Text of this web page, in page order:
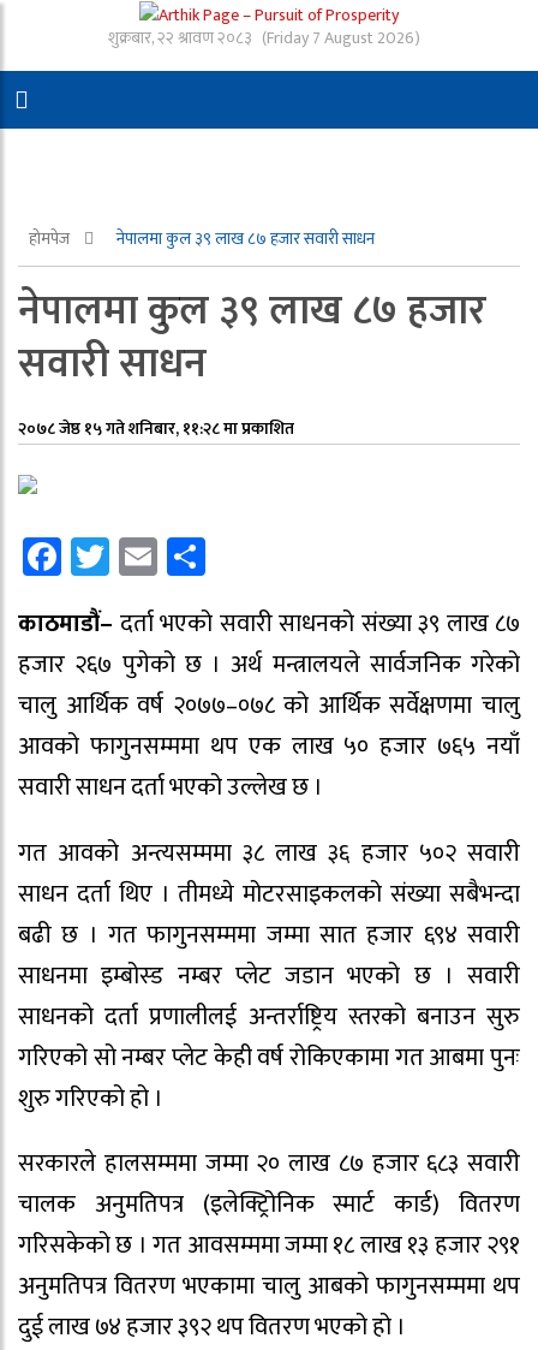
शुक्रबार, २२ श्रावण २०८३ (Friday 7 August 2026)
होमपेज नेपालमा कुल ३९ लाख ८७ हजार सवारी साधन
नेपालमा कुल ३९ लाख ८७ हजार
सवारी साधन
२०७८ जेष्ठ १५ गते शनिबार, ११:२८ मा प्रकाशित
Facebook
Twitter
Email
काठमाडौं– दर्ता भएको सवारी साधनको संख्या ३९ लाख ८७
हजार २६७ पुगेको छ । अर्थ मन्त्रालयले सार्वजनिक गरेको
चालु आर्थिक वर्ष २०७७–०७८ को आर्थिक सर्वेक्षणमा चालु
आवको फागुनसम्ममा थप एक लाख ५० हजार ७६५ नयाँ
सवारी साधन दर्ता भएको उल्लेख छ ।
गत आवको अन्त्यसम्ममा ३८ लाख ३६ हजार ५०२ सवारी
साधन दर्ता थिए । तीमध्ये मोटरसाइकलको संख्या सबैभन्दा
बढी छ । गत फागुनसम्ममा जम्मा सात हजार ६९४ सवारी
साधनमा इम्बोस्ड नम्बर प्लेट जडान भएको छ । सवारी
साधनको दर्ता प्रणालीलई अन्तर्राष्ट्रिय स्तरको बनाउन सुरु
गरिएको सो नम्बर प्लेट केही वर्ष रोकिएकामा गत आबमा पुनः
शुरु गरिएको हो ।
सरकारले हालसम्ममा जम्मा २० लाख ८७ हजार ६८३ सवारी
चालक अनुमतिपत्र (इलेक्ट्रिोनिक स्मार्ट कार्ड) वितरण
गरिसकेको छ । गत आवसम्ममा जम्मा १८ लाख १३ हजार २९१
अनुमतिपत्र वितरण भएकामा चालु आबको फागुनसम्ममा थप
दुई लाख ७४ हजार ३९२ थप वितरण भएको हो ।